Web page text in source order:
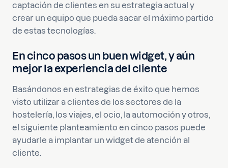
captación de clientes en su estrategia actual y
crear un equipo que pueda sacar el máximo partido
de estas tecnologías.
En cinco pasos un buen widget, y aún
mejor la experiencia del cliente
Basándonos en estrategias de éxito que hemos
visto utilizar a clientes de los sectores de la
hostelería, los viajes, el ocio, la automoción y otros,
el siguiente planteamiento en cinco pasos puede
ayudarle a implantar un widget de atención al
cliente.